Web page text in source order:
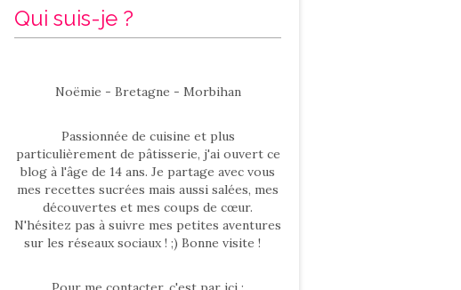
Qui suis-je ?
Noëmie - Bretagne - Morbihan
Passionnée de cuisine et plus
particulièrement de pâtisserie, j'ai ouvert ce
blog à l'âge de 14 ans. Je partage avec vous
mes recettes sucrées mais aussi salées, mes
découvertes et mes coups de cœur.
N'hésitez pas à suivre mes petites aventures
sur les réseaux sociaux ! ;) Bonne visite !